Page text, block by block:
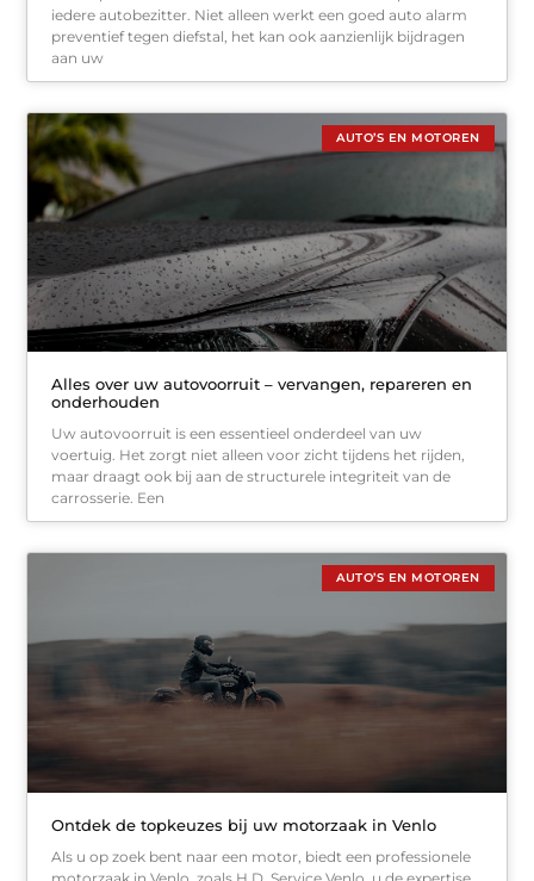
iedere autobezitter. Niet alleen werkt een goed auto alarm
preventief tegen diefstal, het kan ook aanzienlijk bijdragen
aan uw
AUTO’S EN MOTOREN
Alles over uw autovoorruit – vervangen, repareren en
onderhouden
Uw autovoorruit is een essentieel onderdeel van uw
voertuig. Het zorgt niet alleen voor zicht tijdens het rijden,
maar draagt ook bij aan de structurele integriteit van de
carrosserie. Een
AUTO’S EN MOTOREN
Ontdek de topkeuzes bij uw motorzaak in Venlo
Als u op zoek bent naar een motor, biedt een professionele